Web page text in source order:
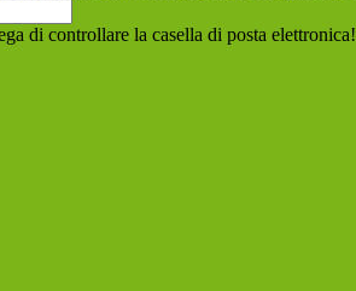
di controllare la casella di posta elettronica!